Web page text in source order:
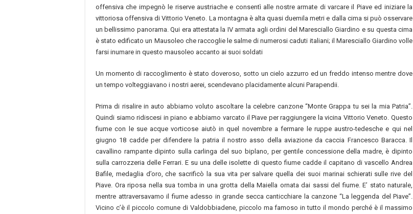
offensiva che impegnò le riserve austriache e consentì alle nostre armate di varcare il Piave ed iniziare la
vittoriosa offensiva di Vittorio Veneto. La montagna è alta quasi duemila metri e dalla cima si può osservare
un bellissimo panorama. Qui era attestata la IV armata agli ordini del Maresciallo Giardino e su questa cima
è stato edificato un Mausoleo che raccoglie le salme di numerosi caduti italiani; il Maresciallo Giardino volle
farsi inumare in questo mausoleo accanto ai suoi soldati
Un momento di raccoglimento è stato doveroso, sotto un cielo azzurro ed un freddo intenso mentre dove
un tempo volteggiavano i nostri aerei, scendevano placidamente alcuni Parapendii.
Prima di risalire in auto abbiamo voluto ascoltare la celebre canzone “Monte Grappa tu sei la mia Patria”.
Quindi siamo ridiscesi in piano e abbiamo varcato il Piave per raggiungere la vicina Vittorio Veneto. Questo
fiume con le sue acque vorticose aiutò in quel novembre a fermare le ruppe austro-tedesche e qui nel
giugno 18 cadde per difendere la patria il nostro asso della aviazione da caccia Francesco Baracca. Il
cavallino rampante dipinto sulla carlinga del suo biplano, per gentile concessione della madre, è dipinto
sulla carrozzeria delle Ferrari. E su una delle isolette di questo fiume cadde il capitano di vascello Andrea
Bafile, medaglia d’oro, che sacrificò la sua vita per salvare quella dei suoi marinai schierati sulle rive del
Piave. Ora riposa nella sua tomba in una grotta della Maiella ornata dai sassi del fiume. E’ stato naturale,
mentre attraversavamo il fiume adesso in grande secca canticchiare la canzone “La leggenda del Piave”.
Vicino c’è il piccolo comune di Valdobbiadene, piccolo ma famoso in tutto il mondo perché è il massimo